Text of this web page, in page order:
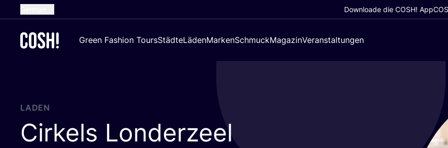
Dutch
Croatian
Downloade die COSH! App
Green Fashion ToursStädteLädenMarkenSchmuckMagazinVeranstaltungen
LADEN
Cirkels Londerzeel